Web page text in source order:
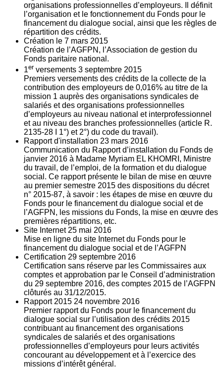
organisations professionnelles d’employeurs. Il définit
l’organisation et le fonctionnement du Fonds pour le
financement du dialogue social, ainsi que les règles de
répartition des crédits.
Création le 7 mars 2015
Création de l’AGFPN, l’Association de gestion du
Fonds paritaire national.
1er versements 3 septembre 2015
Premiers versements des crédits de la collecte de la
contribution des employeurs de 0,016% au titre de la
mission 1 auprès des organisations syndicales de
salariés et des organisations professionnelles
d’employeurs au niveau national et interprofessionnel
et au niveau des branches professionnelles (article R.
2135‐28 I 1°) et 2°) du code du travail).
Rapport d'installation 23 mars 2016
Communication du Rapport d’installation du Fonds de
janvier 2016 à Madame Myriam EL KHOMRI, Ministre
du travail, de l’emploi, de la formation et du dialogue
social. Ce rapport présente le bilan de mise en œuvre
au premier semestre 2015 des dispositions du décret
n° 2015-87, à savoir : les étapes de mise en œuvre du
Fonds pour le financement du dialogue social et de
l’AGFPN, les missions du Fonds, la mise en œuvre des
premières répartitions, etc.
Site Internet 25 mai 2016
Mise en ligne du site Internet du Fonds pour le
financement du dialogue social et de l’AGFPN
Certification 29 septembre 2016
Certification sans réserve par les Commissaires aux
comptes et approbation par le Conseil d’administration
du 29 septembre 2016, des comptes 2015 de l’AGFPN
clôturés au 31/12/2015.
Rapport 2015 24 novembre 2016
Premier rapport du Fonds pour le financement du
dialogue social sur l’utilisation des crédits 2015
contribuant au financement des organisations
syndicales de salariés et des organisations
professionnelles d’employeurs pour leurs activités
concourant au développement et à l’exercice des
missions d’intérêt général.